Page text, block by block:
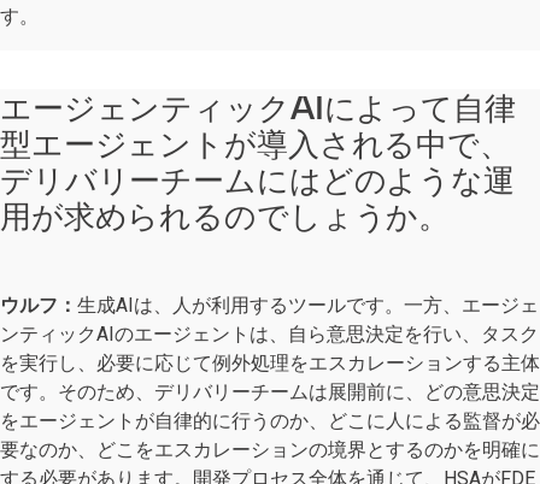
す。
エージェンティックAIによって自律
型エージェントが導入される中で、
デリバリーチームにはどのような運
用が求められるのでしょうか。
ウルフ： 生成AIは、人が利用するツールです。一方、エージェ
ンティックAIのエージェントは、自ら意思決定を行い、タスク
を実行し、必要に応じて例外処理をエスカレーションする主体
です。そのため、デリバリーチームは展開前に、どの意思決定
をエージェントが自律的に行うのか、どこに人による監督が必
要なのか、どこをエスカレーションの境界とするのかを明確に
する必要があります。開発プロセス全体を通じて、HSAがFDE